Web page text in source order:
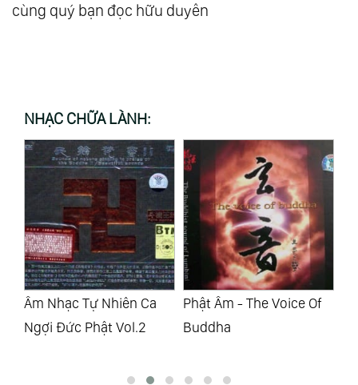
cùng quý bạn đọc hữu duyên
NHẠC CHỮA LÀNH:
Âm Nhạc Tự Nhiên Ca
Ngợi Đức Phật Vol.2
Phật Âm - The Voice Of
Buddha